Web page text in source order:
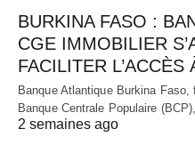
BURKINA FASO :
CGE IMMOBILIER
FACILITER
Banque Atlantique Burkina
Banque Centrale Populaire
2 semaines ago